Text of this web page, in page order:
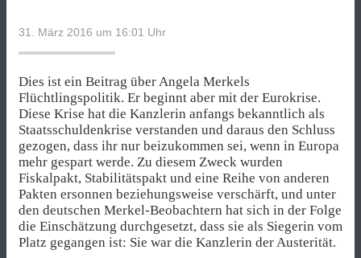
31. März 2016 um 16:01 Uhr
Dies ist ein Beitrag über Angela Merkels
Flüchtlingspolitik. Er beginnt aber mit der Eurokrise.
Diese Krise hat die Kanzlerin anfangs bekanntlich als
Staatsschuldenkrise verstanden und daraus den Schluss
gezogen, dass ihr nur beizukommen sei, wenn in Europa
mehr gespart werde. Zu diesem Zweck wurden
Fiskalpakt, Stabilitätspakt und eine Reihe von anderen
Pakten ersonnen beziehungsweise verschärft, und unter
den deutschen Merkel-Beobachtern hat sich in der Folge
die Einschätzung durchgesetzt, dass sie als Siegerin vom
Platz gegangen ist: Sie war die Kanzlerin der Austerität.